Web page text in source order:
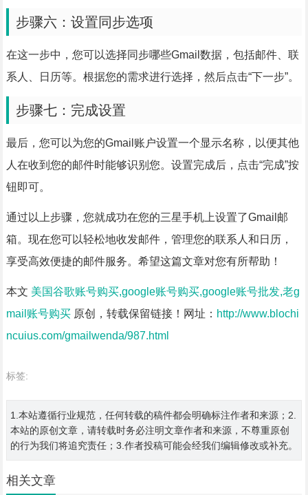
步骤六：设置同步选项
在这一步中，您可以选择同步哪些Gmail数据，包括邮件、联
系人、日历等。根据您的需求进行选择，然后点击“下一步”。
步骤七：完成设置
最后，您可以为您的Gmail账户设置一个显示名称，以便其他
人在收到您的邮件时能够识别您。设置完成后，点击“完成”按
钮即可。
通过以上步骤，您就成功在您的三星手机上设置了Gmail邮
箱。现在您可以轻松地收发邮件，管理您的联系人和日历，
享受高效便捷的邮件服务。希望这篇文章对您有所帮助！
本文 美国谷歌账号购买,google账号购买,google账号批发,老g
mail账号购买原创，转载保留链接！网址： http://www.blochi
ncuius.com/gmailwenda/987.html
标签:
1.本站遵循行业规范，任何转载的稿件都会明确标注作者和来源；2.
本站的原创文章，请转载时务必注明文章作者和来源，不尊重原创
的行为我们将追究责任；3.作者投稿可能会经我们编辑修改或补充。
相关文章